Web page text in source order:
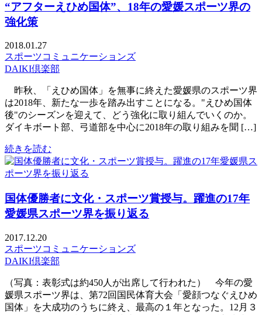
“アフターえひめ国体”、18年の愛媛スポーツ界の
強化策
2018.01.27
スポーツコミュニケーションズ
DAIKI倶楽部
昨秋、「えひめ国体」を無事に終えた愛媛県のスポーツ界
は2018年、新たな一歩を踏み出すことになる。"えひめ国体
後"のシーズンを迎えて、どう強化に取り組んでいくのか。
ダイキボート部、弓道部を中心に2018年の取り組みを聞 […]
続きを読む
国体優勝者に文化・スポーツ賞授与。躍進の17年
愛媛県スポーツ界を振り返る
2017.12.20
スポーツコミュニケーションズ
DAIKI倶楽部
（写真：表彰式は約450人が出席して行われた） 今年の愛
媛県スポーツ界は、第72回国民体育大会「愛顔つなぐえひめ
国体」を大成功のうちに終え、最高の１年となった。12月３